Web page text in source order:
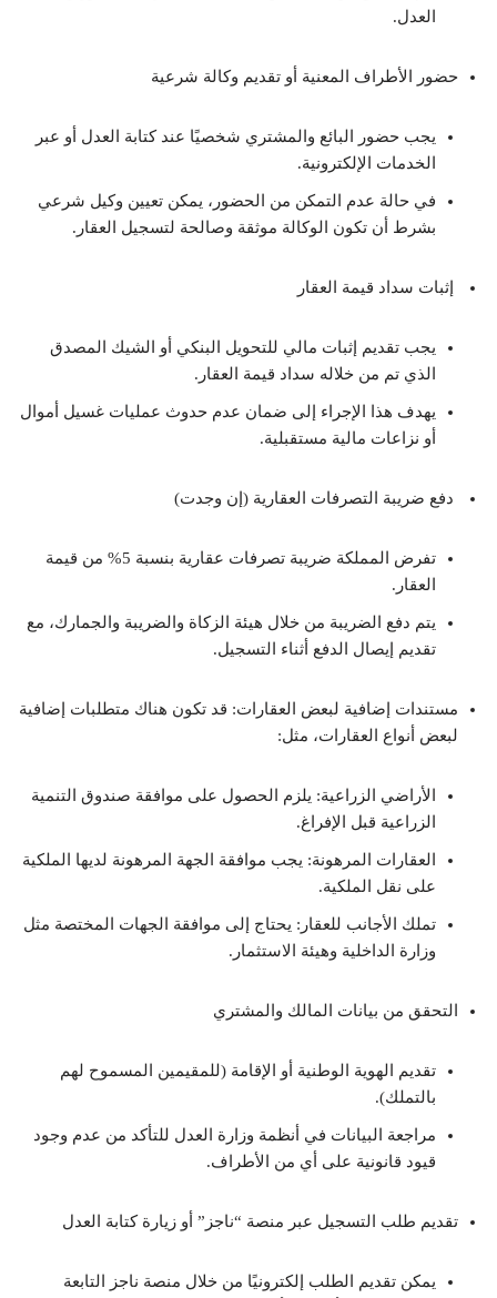
العدل.
حضور الأطراف المعنية أو تقديم وكالة شرعية
يجب حضور البائع والمشتري شخصيًا عند كتابة العدل أو عبر
الخدمات الإلكترونية.
في حالة عدم التمكن من الحضور، يمكن تعيين وكيل شرعي
بشرط أن تكون الوكالة موثقة وصالحة لتسجيل العقار.
إثبات سداد قيمة العقار
يجب تقديم إثبات مالي للتحويل البنكي أو الشيك المصدق
الذي تم من خلاله سداد قيمة العقار.
يهدف هذا الإجراء إلى ضمان عدم حدوث عمليات غسيل أموال
أو نزاعات مالية مستقبلية.
دفع ضريبة التصرفات العقارية (إن وجدت)
تفرض المملكة ضريبة تصرفات عقارية بنسبة 5% من قيمة
العقار.
يتم دفع الضريبة من خلال هيئة الزكاة والضريبة والجمارك، مع
تقديم إيصال الدفع أثناء التسجيل.
مستندات إضافية لبعض العقارات: قد تكون هناك متطلبات إضافية
لبعض أنواع العقارات، مثل:
الأراضي الزراعية: يلزم الحصول على موافقة صندوق التنمية
الزراعية قبل الإفراغ.
العقارات المرهونة: يجب موافقة الجهة المرهونة لديها الملكية
على نقل الملكية.
تملك الأجانب للعقار: يحتاج إلى موافقة الجهات المختصة مثل
وزارة الداخلية وهيئة الاستثمار.
التحقق من بيانات المالك والمشتري
تقديم الهوية الوطنية أو الإقامة (للمقيمين المسموح لهم
بالتملك).
مراجعة البيانات في أنظمة وزارة العدل للتأكد من عدم وجود
قيود قانونية على أي من الأطراف.
تقديم طلب التسجيل عبر منصة “ناجز” أو زيارة كتابة العدل
يمكن تقديم الطلب إلكترونيًا من خلال منصة ناجز التابعة